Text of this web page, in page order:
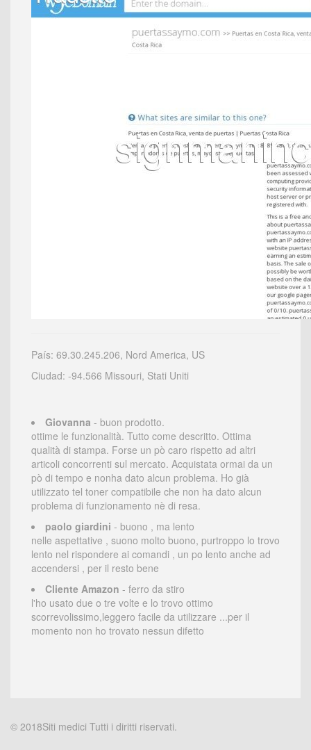
País: 69.30.245.206, Nord America, US
Ciudad: -94.566 Missouri, Stati Uniti
Giovanna - buon prodotto.
ottime le funzionalità. Tutto come descritto. Ottima
qualità di stampa. Forse un pò caro rispetto ad altri
articoli concorrenti sul mercato. Acquistata ormai da un
pò di tempo e nonha dato alcun problema. Ho già
utilizzato tel toner compatibile che non ha dato alcun
problema di funzionamento nè di resa.
paolo giardini - buono , ma lento
nelle aspettative , suono molto buono, purtroppo lo trovo
lento nel rispondere ai comandi , un po lento anche ad
accendersi , per il resto bene
Cliente Amazon - ferro da stiro
l'ho usato due o tre volte e lo trovo ottimo
scorrevolissimo,leggero facile da utilizzare ...per il
momento non ho trovato nessun difetto
© 2018Siti medici Tutti i diritti riservati.